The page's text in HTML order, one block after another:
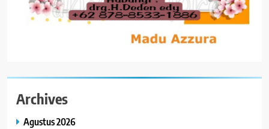
Archives
Agustus 2026